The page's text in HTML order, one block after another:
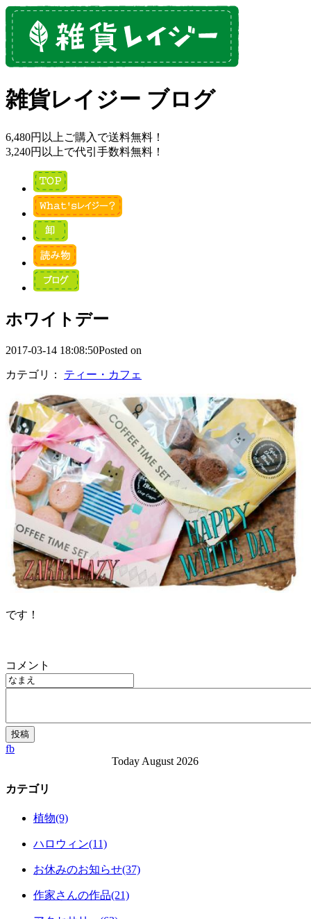
雑貨レイジー ブログ
6,480円以上ご購入で送料無料！
3,240円以上で代引手数料無料！
ホワイトデー
2017-03-14 18:08:50Posted on
カテゴリ： ティー・カフェ
です！
コメント
fb
Today August 2026
カテゴリ
植物(9)
ハロウィン(11)
お休みのお知らせ(37)
作家さんの作品(21)